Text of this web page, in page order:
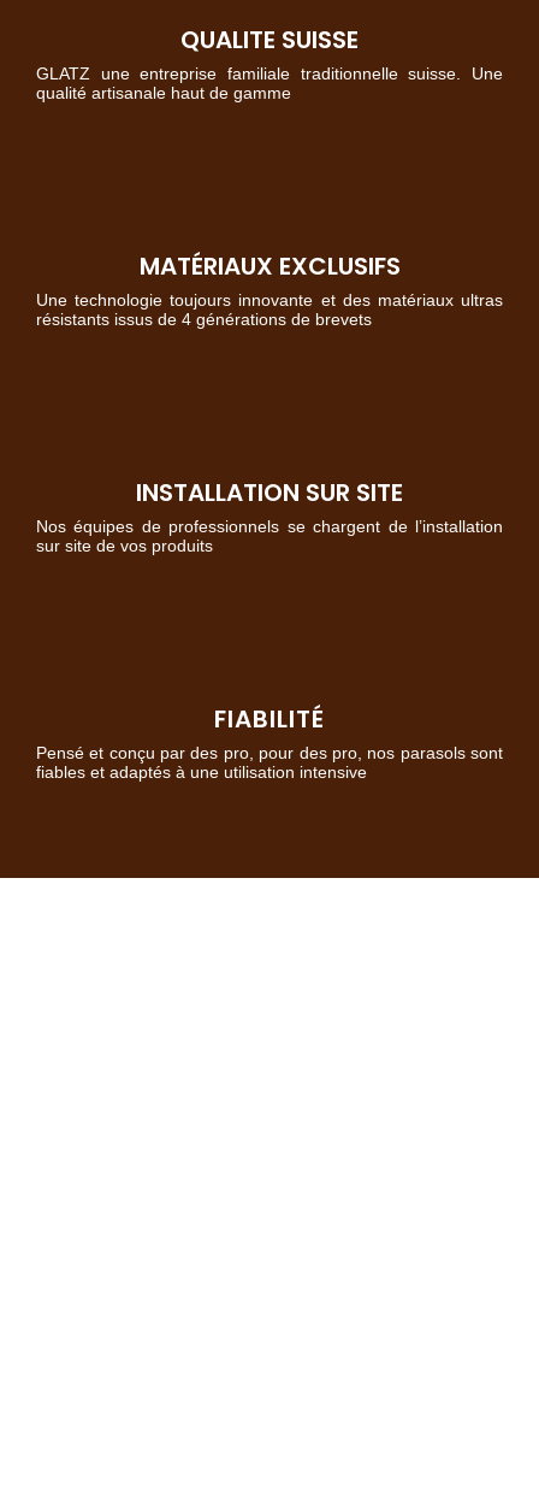
QUALITE SUISSE
GLATZ une entreprise familiale traditionnelle suisse. Une
qualité artisanale haut de gamme
MATÉRIAUX EXCLUSIFS
Une technologie toujours innovante et des matériaux ultras
résistants issus de 4 générations de brevets
INSTALLATION SUR SITE
Nos équipes de professionnels se chargent de l’installation
sur site de vos produits
FIABILITÉ
Pensé et conçu par des pro, pour des pro, nos parasols sont
fiables et adaptés à une utilisation intensive